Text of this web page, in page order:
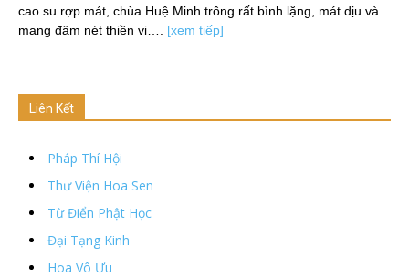
cao su rợp mát, chùa Huệ Minh trông rất bình lặng, mát dịu và
mang đậm nét thiền vị…. [xem tiếp]
Liên Kết
Pháp Thí Hội
Thư Viện Hoa Sen
Từ Điển Phật Học
Đại Tạng Kinh
Hoa Vô Ưu